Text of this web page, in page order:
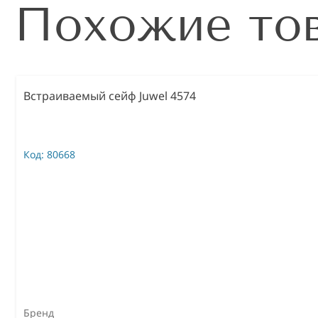
Похожие
Встраиваемый сейф Juwel 4574
Код: 80668
Бренд